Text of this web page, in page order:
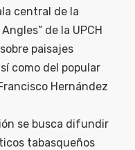
central de la
de la UPCH
paisajes
como del popular
Hernández
se busca difundir
tabasqueños